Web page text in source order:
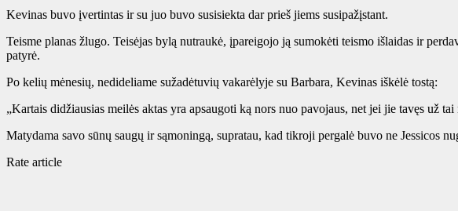
Kevinas buvo įvertintas ir su juo buvo susisiekta dar prieš jiems susipažįstant.
Teisme planas žlugo. Teisėjas bylą nutraukė, įpareigojo ją sumokėti teismo išlaidas ir
patyrė.
Po kelių mėnesių, nedideliame sužadėtuvių vakarėlyje su Barbara, Kevinas iškėlė tostą:
„Kartais didžiausias meilės aktas yra apsaugoti ką nors nuo pavojaus, net jei jie tavęs už tai
Matydama savo sūnų saugų ir sąmoningą, supratau, kad tikroji pergalė buvo ne Jessicos
Rate article